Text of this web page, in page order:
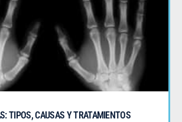
TIPOS, CAUSAS Y TRATAMIENTOS